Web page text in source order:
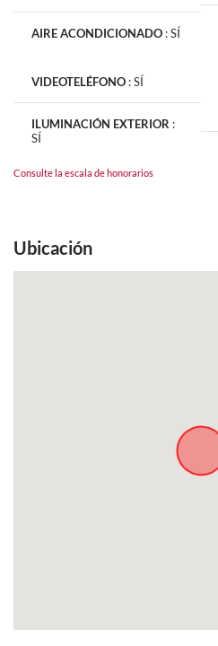
AIRE ACONDICIONADO :SÍ
VIDEOTELÉFONO :SÍ
ILUMINACIÓN EXTERIOR :
SÍ
Consulte la escala de honorarios
Ubicación